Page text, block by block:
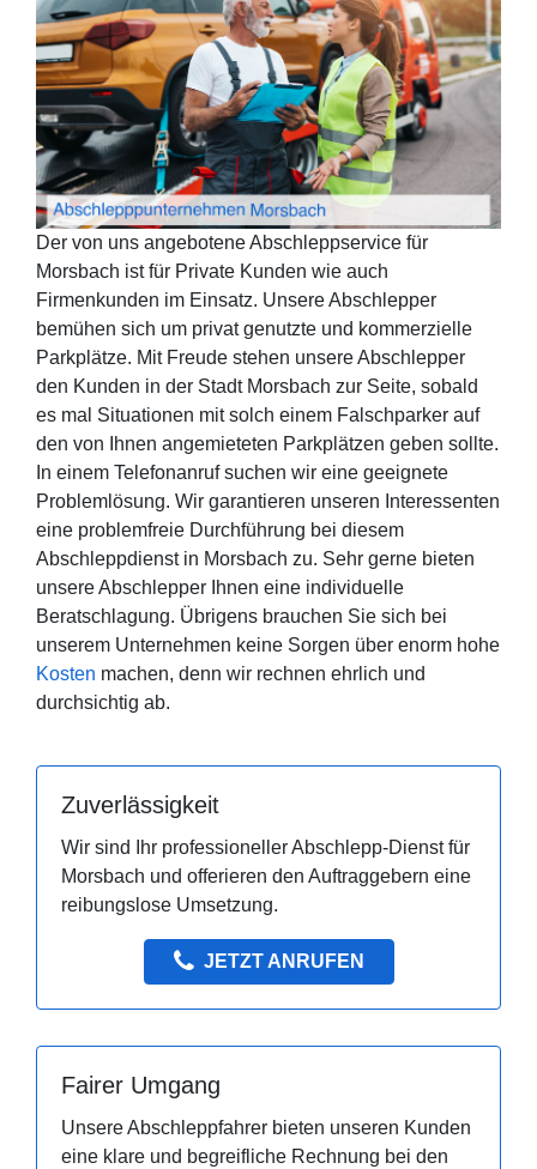
Der von uns angebotene Abschleppservice für
Morsbach ist für Private Kunden wie auch
Firmenkunden im Einsatz. Unsere Abschlepper
bemühen sich um privat genutzte und kommerzielle
Parkplätze. Mit Freude stehen unsere Abschlepper
den Kunden in der Stadt Morsbach zur Seite, sobald
es mal Situationen mit solch einem Falschparker auf
den von Ihnen angemieteten Parkplätzen geben sollte.
In einem Telefonanruf suchen wir eine geeignete
Problemlösung. Wir garantieren unseren Interessenten
eine problemfreie Durchführung bei diesem
Abschleppdienst in Morsbach zu. Sehr gerne bieten
unsere Abschlepper Ihnen eine individuelle
Beratschlagung. Übrigens brauchen Sie sich bei
unserem Unternehmen keine Sorgen über enorm hohe
Kosten machen, denn wir rechnen ehrlich und
durchsichtig ab.
Zuverlässigkeit
Wir sind Ihr professioneller Abschlepp-Dienst für
Morsbach und offerieren den Auftraggebern eine
reibungslose Umsetzung.
JETZT ANRUFEN
Fairer Umgang
Unsere Abschleppfahrer bieten unseren Kunden
eine klare und begreifliche Rechnung bei den